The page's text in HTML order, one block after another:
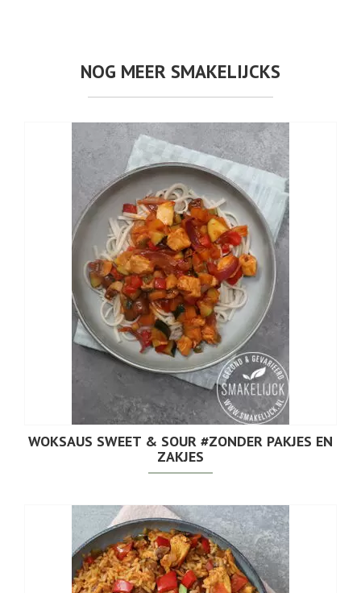
NOG MEER SMAKELIJCKS
WOKSAUS SWEET & SOUR #ZONDER PAKJES EN
ZAKJES